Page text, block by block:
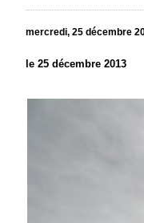
mercredi, 25 décembre
le 25 décembre 2013